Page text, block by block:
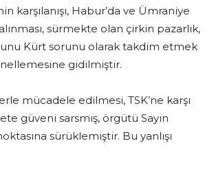
karşılanışı, Habur’da ve Ümraniye
sürmekte olan çirkin pazarlık,
Kürt sorunu olarak takdim etmek
gidilmiştir.
mücadele edilmesi, TSK’ne karşı
güveni sarsmış, örgütü Sayın
sürüklemiştir. Bu yanlışı